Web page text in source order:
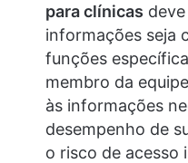
para clínicas
informações seja
funções
membro da
às informações
desempenho de
o risco de acesso